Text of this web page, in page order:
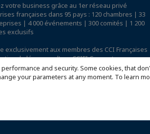
and security. Some cookies, that
your parameters at any moment. To learn
votre business grâce au 1er réseau privé
françaises dans 95 pays : 120 chambres | 33
| 4 000 événements | 300 comités | 1 200
exclusifs
exclusivement aux membres des CCI Françaises
découvrez l'app CCIFI Connect.